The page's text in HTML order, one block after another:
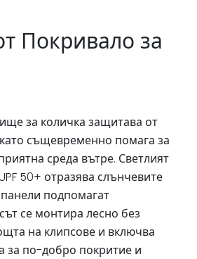
Покривало за
за количка защитава от
същевременно помага за
среда вътре. Светлият
50+ отразява слънчевите
подпомагат
се монтира лесно без
на клипсове и включва
за по-добро покритие и